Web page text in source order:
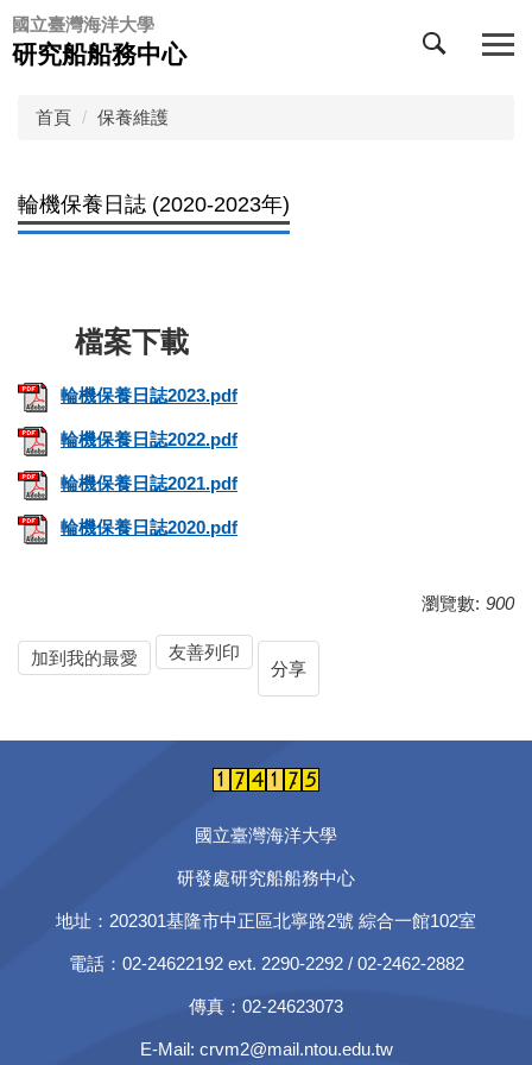
跳
到
主
國立臺灣海洋大學
研究船船務中心
首頁 保養維護
輪機保養日誌 (2020-2023年)
輪機保養日誌2023.pdf
輪機保養日誌2022.pdf
輪機保養日誌2021.pdf
輪機保養日誌2020.pdf
瀏覽數: 900
加到我的最愛
友善列印
分享
國立臺灣海洋大學
研發處研究船船務中心
地址：202301基隆市中正區北寧路2號 綜合一館102室
電話：02-24622192 ext. 2290-2292 / 02-2462-2882
傳真：02-24623073
E-Mail: crvm2@mail.ntou.edu.tw